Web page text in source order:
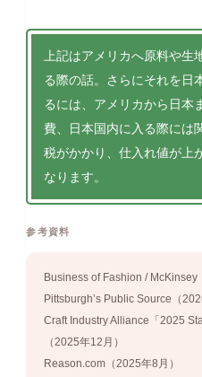
上記はアメリカへ原料や生
る際の話。さらにそれを日
るには、アメリカから日本
費、日本国内に入る際には
税がかかり、仕入れ値が上
なります。
参考資料
Business of Fashion / McKinsey
Pittsburgh’s Public Source（
Craft Industry Alliance「2025
（2025年12月）
Reason.com（2025年8月）